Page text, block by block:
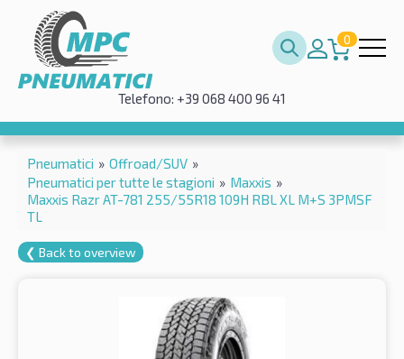
0
Telefono: +39 068 400 96 41
Pneumatici » Offroad/SUV »
Pneumatici per tutte le stagioni » Maxxis »
Maxxis Razr AT-781 255/55R18 109H RBL XL M+S 3PMSF
TL
❮ Back to overview